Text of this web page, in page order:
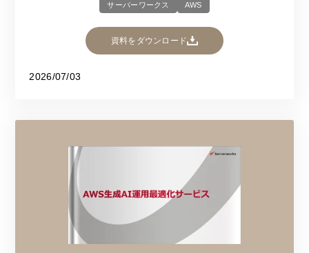
サーバーワークス AWS
資料をダウンロード
2026/07/03